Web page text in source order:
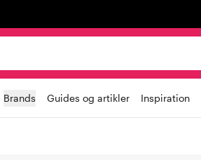
Brands Guides og artikler Inspiration